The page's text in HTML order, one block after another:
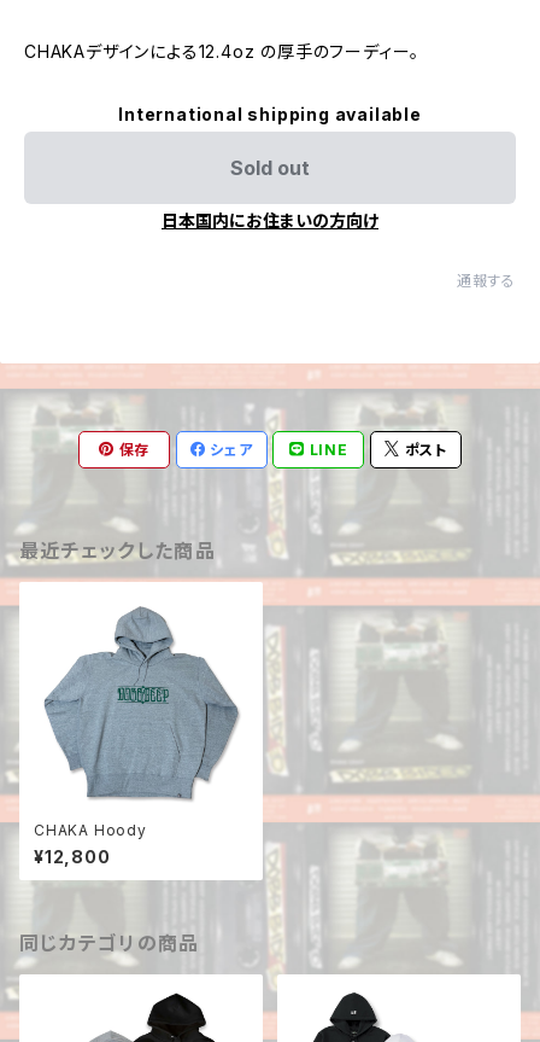
CHAKAデザインによる12.4oz の厚手のフーディー。
International shipping available
Sold out
日本国内にお住まいの方向け
通報する
保存 シェア LINE ポスト
最近チェックした商品
CHAKA Hoody
¥12,800
同じカテゴリの商品